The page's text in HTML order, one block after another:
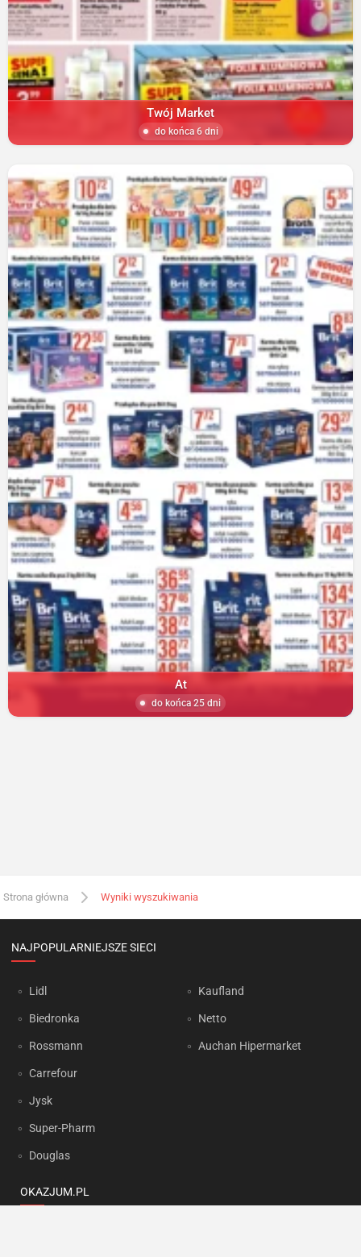
Twój Market
do końca 6 dni
At
do końca 25 dni
Strona główna Wyniki wyszukiwania
NAJPOPULARNIEJSZE SIECI
Lidl
Biedronka
Rossmann
Carrefour
Jysk
Super-Pharm
Douglas
Kaufland
Netto
Auchan Hipermarket
OKAZJUM.PL